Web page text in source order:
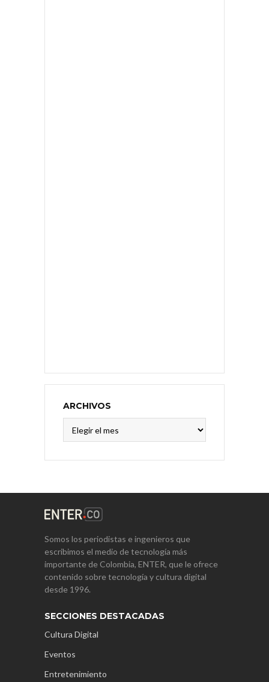
ARCHIVOS
Somos los periodistas e ingenieros que
escribimos el medio de tecnología más
importante de Colombia, ENTER, que le ofrece
contenido sobre tecnología y cultura digital
desde 1996.
SECCIONES DESTACADAS
Cultura Digital
Eventos
Entretenimiento